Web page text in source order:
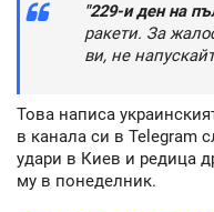
"229-и ден на
ракети. За
ви, не
Това написа
в канала си в Telegram
удари в Киев и редица
му в понеделник.